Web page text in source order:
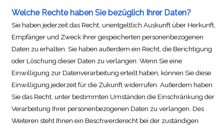
Welche Rechte haben Sie bezüglich Ihrer Daten?
Sie haben jederzeit das Recht, unentgeltlich Auskunft über Herkunft,
Empfänger und Zweck Ihrer gespeicherten personenbezogenen
Daten zu erhalten. Sie haben außerdem ein Recht, die Berichtigung
oder Löschung dieser Daten zu verlangen. Wenn Sie eine
Einwilligung zur Datenverarbeitung erteilt haben, können Sie diese
Einwilligung jederzeit für die Zukunft widerrufen. Außerdem haben
Sie das Recht, unter bestimmten Umständen die Einschränkung der
Verarbeitung Ihrer personenbezogenen Daten zu verlangen. Des
Weiteren steht Ihnen ein Beschwerderecht bei der zuständigen